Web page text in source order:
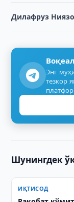
Дилафруз
Энг
тезкор
Шунингдек
ИҚТИСОД